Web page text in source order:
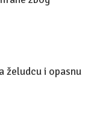
želudcu i opasnu